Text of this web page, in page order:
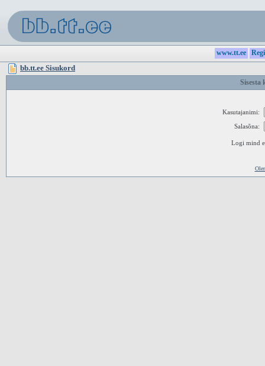
www.tt.ee
bb.tt.ee Sisukord
Sisesta
Kasutajanimi:
Salasõna:
Logi mind